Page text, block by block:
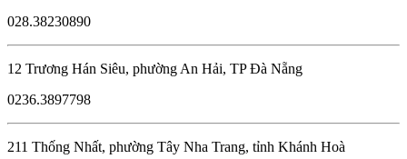
028.38230890
12 Trương Hán Siêu, phường An Hải, TP Đà Nẵng
0236.3897798
211 Thống Nhất, phường Tây Nha Trang, tỉnh Khánh Hoà